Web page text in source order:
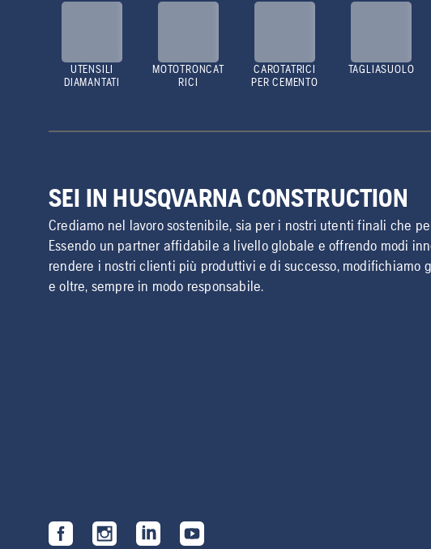
UTENSILI
DIAMANTATI
MOTOTRONCAT
RICI
CAROTATRICI
PER CEMENTO
TAGLIASUOLO
SEI IN HUSQVARNA CONSTRUCTION
Crediamo nel lavoro sostenibile, sia per i nostri utenti finali che
Essendo un partner affidabile a livello globale e offrendo modi
rendere i nostri clienti più produttivi e di successo, modifichiamo
e oltre, sempre in modo responsabile.